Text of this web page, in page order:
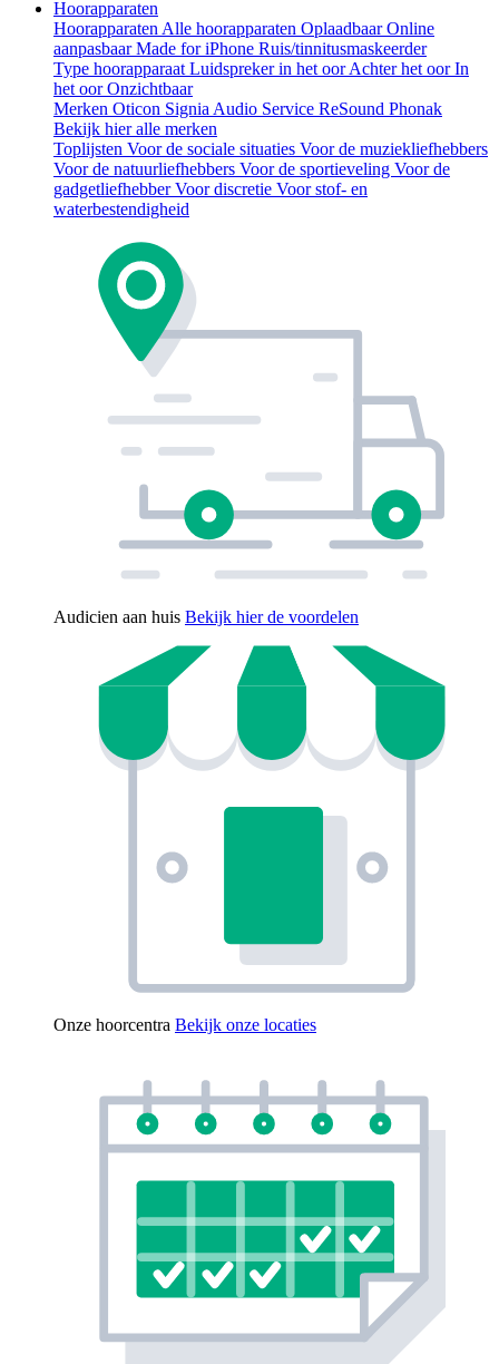
Hoorapparaten
Hoorapparaten Alle hoorapparaten OplaadbaarOnline
aanpasbaarMade for iPhone Ruis/tinnitusmaskeerder
Type hoorapparaat Luidspreker in het oorAchter het oorIn
het oorOnzichtbaar
Merken Oticon Signia Audio Service ReSound Phonak
Bekijk hier alle merken
Toplijsten Voor de sociale situaties Voor de muziekliefhebbers
Voor de natuurliefhebbers Voor de sportieveling Voor de
gadgetliefhebberVoor discretie Voor stof- en
waterbestendigheid
Audicien aan huis Bekijk hier de voordelen
Onze hoorcentra Bekijk onze locaties